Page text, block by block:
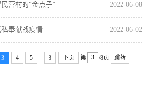
营村的“金点子” 2022-06-08
奉献战疫情 2022-06-02
3 4 5 8 下页 第 /8页 跳转